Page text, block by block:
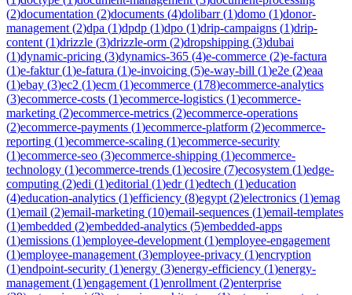
(2)documentation (2)documents (4)dolibarr(1)domo (1)donor-
management (2)dpa (1)dpdp (1)dpo (1)drip-campaigns (1)drip-
content (1)drizzle (3)drizzle-orm (2)dropshipping (3)dubai
(1)dynamic-pricing (3)dynamics-365 (4)e-commerce (2)e-factura
(1)e-faktur(1)e-fatura (1)e-invoicing (5)e-way-bill (1)e2e (2)eaa
(1)ebay (3)ec2 (1)ecm (1)ecommerce (178)ecommerce-analytics
(3)ecommerce-costs (1)ecommerce-logistics (1)ecommerce-
marketing (2)ecommerce-metrics (2)ecommerce-operations
(2)ecommerce-payments (1)ecommerce-platform (2)ecommerce-
reporting (1)ecommerce-scaling (1)ecommerce-security
(1)ecommerce-seo (3)ecommerce-shipping (1)ecommerce-
technology (1)ecommerce-trends (1)ecosire (7)ecosystem (1)edge-
computing (2)edi (1)editorial (1)edr(1)edtech (1)education
(4)education-analytics (1)efficiency (8)egypt (2)electronics (1)emag
(1)email (2)email-marketing (10)email-sequences (1)email-templates
(1)embedded (2)embedded-analytics (5)embedded-apps
(1)emissions (1)employee-development (1)employee-engagement
(1)employee-management (3)employee-privacy (1)encryption
(1)endpoint-security (1)energy (3)energy-efficiency (1)energy-
management (1)engagement (1)enrollment (2)enterprise